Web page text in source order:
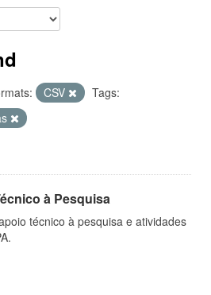
CSV
Tags:
à Pesquisa
técnico à pesquisa e atividades